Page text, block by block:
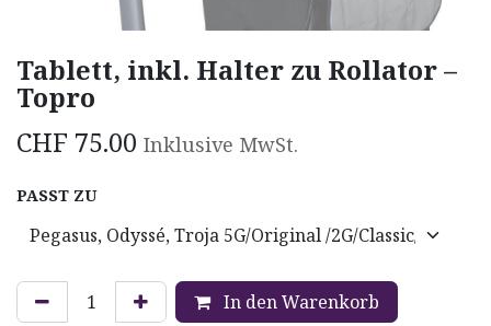
Tablett, inkl. Halter zu Rollator –
Topro
CHF 75.00 Inklusive MwSt.
PASST ZU
In den Warenkorb